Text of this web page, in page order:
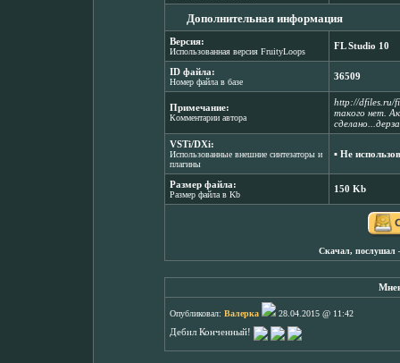
Дополнительная информация
Версия:
Использованная версия FruityLoops
FL Studio 10
ID файла:
Номер файла в базе
36509
Примечание:
Комментарии автора
http://dfiles.ru/
такого нет.
VSTi/DXi:
Использованные внешние синтезаторы и
плагины
▪ Не
Размер файла:
Размер файла в Kb
150 Kb
Скачал, послушал
Опубликовал: Валерка
28.04.2015 @ 11:42
Дебил Конченный!